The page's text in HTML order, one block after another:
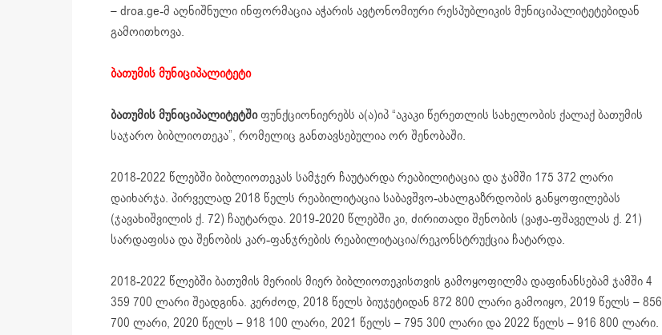
– droa.ge-მ აღნიშნული ინფორმაცია აჭარის ავტონომიური რესპუბლიკის მუნიციპალიტეტებიდან
გამოითხოვა.
ბათუმის მუნიციპალიტეტი
ბათუმის მუნიციპალიტეტშიფუნქციონიერებს ა(ა)იპ “აკაკი წერეთლის სახელობის ქალაქ ბათუმის
საჯარო ბიბლიოთეკა”, რომელიც განთავსებულია ორ შენობაში.
2018-2022 წლებში ბიბლიოთეკას სამჯერ ჩაუტარდა რეაბილიტაცია და ჯამში 175 372 ლარი
დაიხარჯა. პირველად 2018 წელს რეაბილიტაცია საბავშვო-ახალგაზრდობის განყოფილებას
(ჯავახიშვილის ქ. 72) ჩაუტარდა. 2019-2020 წლებში კი, ძირითადი შენობის (ვაჟა-ფშაველას ქ. 21)
სარდაფისა და შენობის კარ-ფანჯრების რეაბილიტაცია/რეკონსტრუქცია ჩატარდა.
2018-2022 წლებში ბათუმის მერიის მიერ ბიბლიოთეკისთვის გამოყოფილმა დაფინანსებამ ჯამში 4
359 700 ლარი შეადგინა. კერძოდ, 2018 წელს ბიუჯეტიდან 872 800 ლარი გამოიყო, 2019 წელს – 856
700 ლარი, 2020 წელს – 918 100 ლარი, 2021 წელს – 795 300 ლარი და 2022 წელს – 916 800 ლარი.